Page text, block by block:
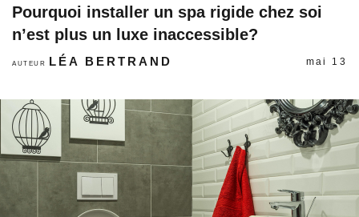
Pourquoi installer un spa rigide chez soi
n’est plus un luxe inaccessible?
AUTEUR LÉA BERTRAND mai 13